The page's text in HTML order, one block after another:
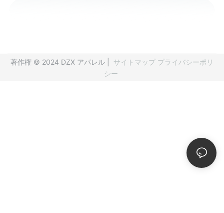
著作権 © 2024 DZX アパレル | サイトマップ プライバシーポリ
シー